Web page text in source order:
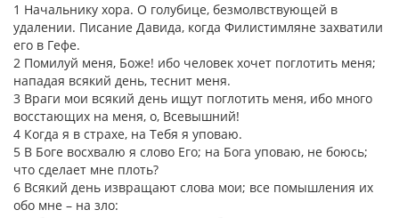
1 Начальнику хора. О голубице, безмолвствующей в
удалении. Писание Давида, когда Филистимляне захватили
его в Гефе.
2 Помилуй меня, Боже! ибо человек хочет поглотить меня;
нападая всякий день, теснит меня.
3 Враги мои всякий день ищут поглотить меня, ибо много
восстающих на меня, о, Всевышний!
4 Когда я в страхе, на Тебя я уповаю.
5 В Боге восхвалю я слово Его; на Бога уповаю, не боюсь;
что сделает мне плоть?
6 Всякий день извращают слова мои; все помышления их
обо мне – на зло: